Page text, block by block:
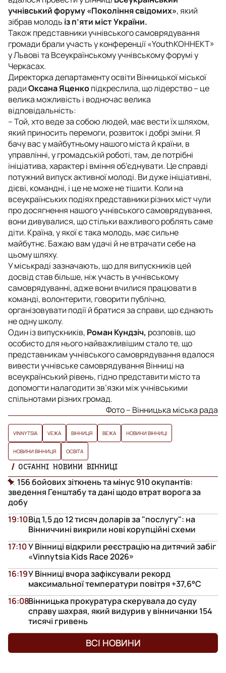
учнівський форуму «Покоління свідомих», який
зібрав молодь із п’яти міст України.
Також представники учнівського самоврядування
громади брали участь у конференції «YouthКОННЕКТ»
у Львові та Всеукраїнському учнівському форумі у
Черкасах.
Директорка департаменту освіти Вінницької міської
радиОксана Яценкопідкреслила, що лідерство – це
велика можливість і водночас велика
відповідальність:
– Той, хто веде за собою людей, має вести їх шляхом,
який приносить перемоги, розвиток і добрі зміни. Я
бачу вас у майбутньому нашого міста й країни, в
управлінні, у громадській роботі, там, де потрібні
ініціатива, характер і вміння об’єднувати. Це справді
потужний випуск активної молоді. Ви дуже ініціативні,
дієві, командні, і це не може не тішити. Коли на
всеукраїнських подіях представники різних міст чули
про досягнення нашого учнівського самоврядування,
вони дивувалися, що стільки важливого роблять саме
діти. Країна, у якої є така молодь, має сильне
майбутнє. Бажаю вам удачі й не втрачати себе на
цьому шляху.
У міськраді зазначають, що для випускників цей
досвід став більше, ніж участь в учнівському
самоврядуванні, адже вони вчилися працювати в
команді, волонтерити, говорити публічно,
організовувати події й братися за справи, що єднають
не одну школу.
Один із випускників, Роман Кундзіч, розповів, що
особисто для нього найважливішим стало те, що
представникам учнівського самоврядування вдалося
вивести учнівське самоврядування Вінниці на
всеукраїнський рівень, гідно представити місто та
допомогти налагодити зв’язки між учнівськими
спільнотами різних громад.
Фото – Вінницька міська рада
VINNYTSIA VЕЖА ВІННИЦЯ ВЕЖА НОВИНИ ВІННИЦІ
НОВИНИ ВІННИЦЯ ОСВІТА
ОСТАННІ НОВИНИ ВІННИЦІ
156 бойових зіткнень та мінус 910 окупантів:
зведення Генштабу та дані щодо втрат ворога за
добу
Від 1,5 до 12 тисяч доларів за "послугу": на
Вінниччині викрили нові корупційні схеми
19:10
У Вінниці відкрили реєстрацію на дитячий забіг
«Vinnytsia Kids Race 2026»
17:10
У Вінниці вчора зафіксували рекорд
максимальної температури повітря +37,6°С
16:19
Вінницька прокуратура скерувала до суду
справу шахрая, який видурив у вінничанки 154
тисячі гривень
16:08
ВСІ НОВИНИ